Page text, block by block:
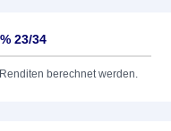
23/34
berechnet werden.